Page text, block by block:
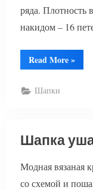
ряда. Плотность
накидом – 16
Read More
шапка
»
Шапки
Шапка
Модная вязаная
со схемой и